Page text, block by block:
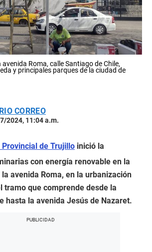
Roma, calle Santiago de Chile,
y principales parques de la ciudad de
CORREO
2024, 11:04 a.m.
de Trujillo inició la
con energía renovable en la
avenida Roma, en la urbanización
tramo que comprende desde la
hasta la avenida Jesús de Nazaret.